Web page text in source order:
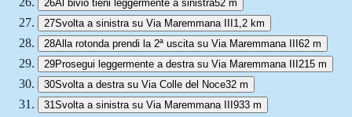
26Al bivio tieni leggermente a sinistra52 m
27Svolta a sinistra su Via Maremmana III1,2 km
28Alla rotonda prendi la 2ª uscita su Via Maremmana III62 m
29Prosegui leggermente a destra su Via Maremmana III215 m
30Svolta a destra su Via Colle del Noce32 m
31Svolta a sinistra su Via Maremmana III933 m